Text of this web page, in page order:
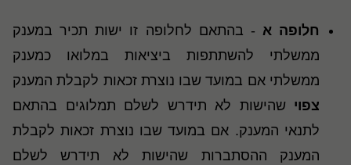
חלופה א - בהתאם לחלופה זו ישות תכיר במענק
ממשלתי להשתתפות ביציאות במלואו כמענק
ממשלתי אם במועד שבו נוצרת זכאות לקבלת המענק
צפוי שהישות לא תידרש לשלם תמלוגים בהתאם
לתנאי המענק. אם במועד שבו נוצרת זכאות לקבלת
המענק ההסתברות שהישות לא תידרש לשלם